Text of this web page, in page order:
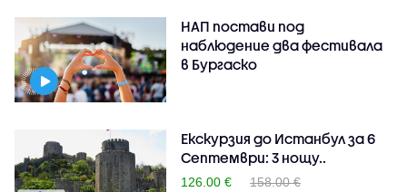
НАП постави под
наблюдение два фестивала
в Бургаско
Екскурзия до Истанбул за 6
Септември: 3 нощу..
126.00 €
158.00 €